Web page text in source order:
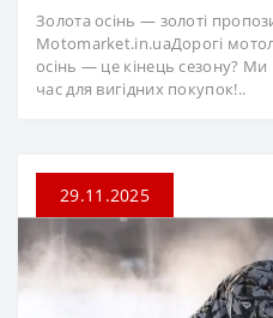
Золота осінь — золоті
Motomarket.in.uaДорогі
осінь — це кінець сезону?
час для вигідних покупок!..
29.11.2025